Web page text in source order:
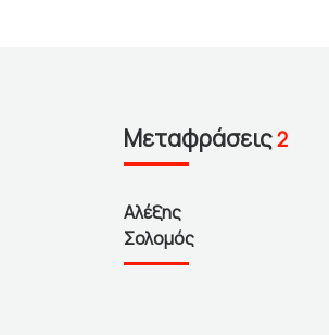
Μεταφράσεις2
Αλέξης
Σολομός